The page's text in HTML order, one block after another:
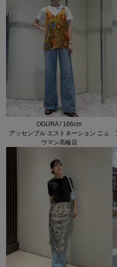
OGURA / 166cm
アッセンブル エストネーション ニュ
ウマン高輪店